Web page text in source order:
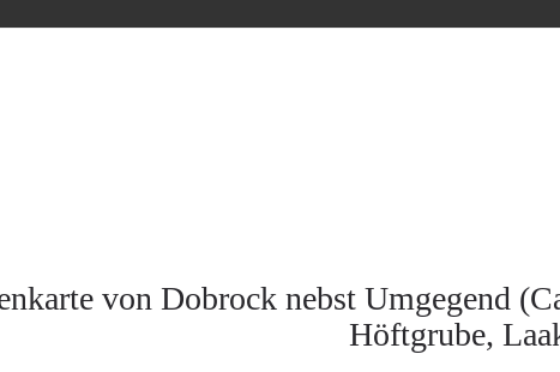
von Dobrock nebst Umgegend
Höftgrube,